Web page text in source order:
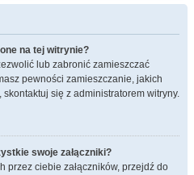
na tej witrynie?
lub zabronić zamieszczać
pewności zamieszczanie, jakich
się z administratorem witryny.
swoje załączniki?
przez ciebie załączników, przejdź do